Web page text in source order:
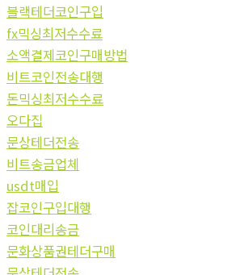
블랙테더코인구입
fx믹싱최저수수료
소액결제코인구매방법
비트코인전송대행
돈믹싱최저수수료
오다집
문상테더전송
비트송금업체
usdt매입
잡코인구입대행
코인대리송금
문화상품권테더구매